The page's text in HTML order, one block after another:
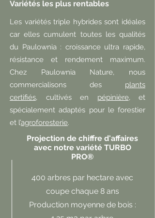
Variétés les plus rentables
Les variétés triple hybrides sont idéales
car elles cumulent toutes les qualités
du Paulownia : croissance ultra rapide,
résistance et rendement maximum.
Chez Paulownia Nature, nous
commercialisons des plants
certifiés, cultivés en pépinière, et
spécialement adaptés pour le forestier
et l’agroforesterie.
Projection de chiffre d'affaires
avec notre variété TURBO
PRO®
400 arbres par hectare avec
coupe chaque 8 ans
Production moyenne de bois :